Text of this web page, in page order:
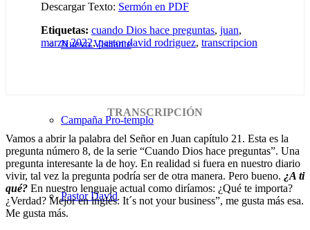
Nuevo Visitante
Campaña Pro-templo
Pastor David
Descargar Texto: Sermón en PDF
Etiquetas: cuando Dios hace preguntas, juan,
marzo 2022,pastor david rodriguez, transcripcion
TRANSCRIPCIÓN
Vamos a abrir la palabra del Señor en Juan capítulo 21. Esta es la
pregunta número 8, de la serie “Cuando Dios hace preguntas”. Una
pregunta interesante la de hoy. En realidad si fuera en nuestro diario
vivir, tal vez la pregunta podría ser de otra manera. Pero bueno. ¿A ti
qué? En nuestro lenguaje actual como diríamos: ¿Qué te importa?
¿Verdad? Mejor en inglés: It´s not your business”, me gusta más esa.
Me gusta más.